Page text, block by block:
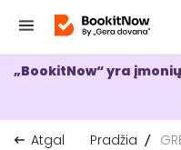
„BookitNow“ yra
Atgal
Pradžia